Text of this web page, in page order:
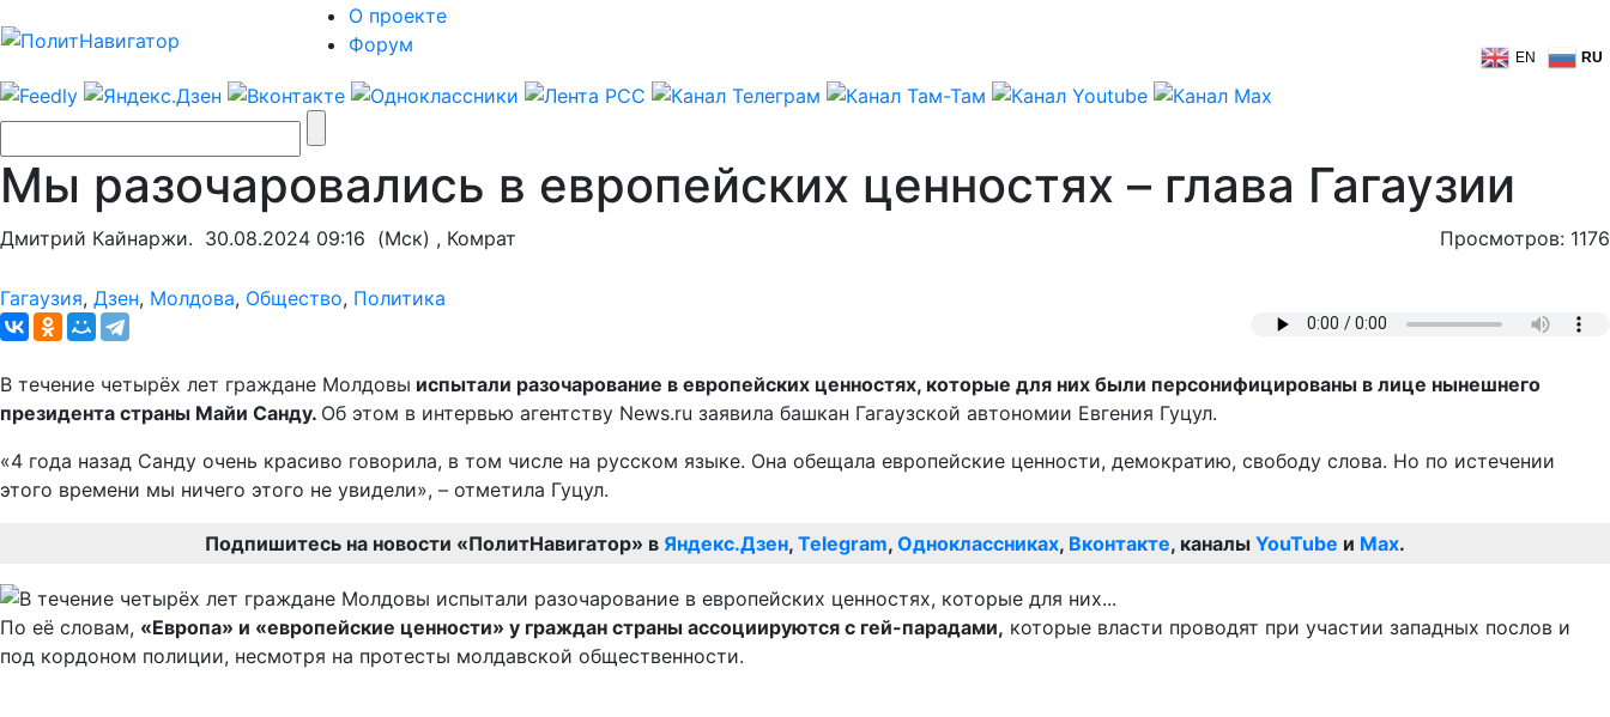
О проекте
Форум
EN RU
Мы разочаровались в европейских ценностях – глава Гагаузии
Дмитрий Кайнаржи. 30.08.2024 09:16 (Мск) , Комрат Просмотров: 1176
Гагаузия, Дзен, Молдова, Общество, Политика
В течение четырёх лет граждане Молдовы испытали разочарование в европейских ценностях, которые для них были персонифицированы в лице нынешнего
президента страны Майи Санду. Об этом в интервью агентству News.ru заявила башкан Гагаузской автономии Евгения Гуцул.
«4 года назад Санду очень красиво говорила, в том числе на русском языке. Она обещала европейские ценности, демократию, свободу слова. Но по истечении
этого времени мы ничего этого не увидели», – отметила Гуцул.
Подпишитесь на новости «ПолитНавигатор» в Яндекс.Дзен, Telegram, Одноклассниках, Вконтакте, каналы YouTube и Max.
По её словам, «Европа» и «европейские ценности» у граждан страны ассоциируются с гей-парадами, которые власти проводят при участии западных послов и
под кордоном полиции, несмотря на протесты молдавской общественности.